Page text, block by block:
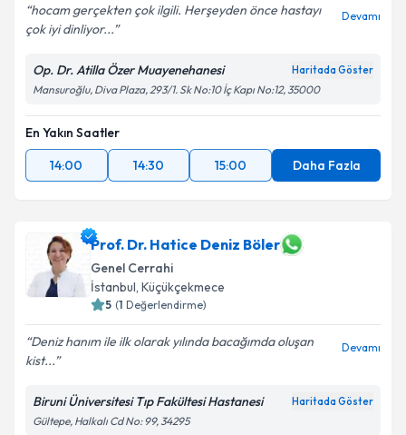
hocam gerçekten çok ilgili. Herşeyden önce hastayı
çok iyi dinliyor...
Devamı
Op. Dr. Atilla Özer Muayenehanesi Haritada Göster
Mansuroğlu, Diva Plaza, 293/1. Sk No:10 İç Kapı No:12, 35000
En Yakın Saatler
14:00
14:30 15:00 Daha Fazla
Prof. Dr. Hatice Deniz Böler
Genel Cerrahi
İstanbul, Küçükçekmece
5 (1 Değerlendirme)
Deniz hanım ile ilk olarak yılında bacağımda oluşan
kist...
Devamı
Biruni Üniversitesi Tıp Fakültesi Hastanesi Haritada Göster
Gültepe, Halkalı Cd No: 99, 34295